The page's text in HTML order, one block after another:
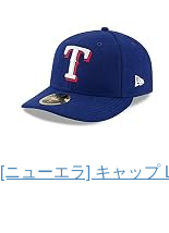
[ニューエラ] キャップ